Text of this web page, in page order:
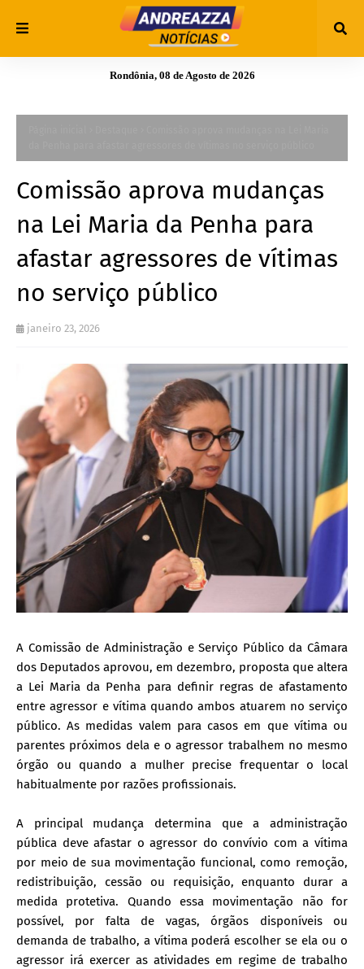
Rondônia, 08 de Agosto de 2026
Comissão aprova mudanças
na Lei Maria da Penha para
afastar agressores de vítimas
no serviço público
janeiro 23, 2026
A Comissão de Administração e Serviço Público da Câmara
dos Deputados aprovou, em dezembro, proposta que altera
a Lei Maria da Penha para definir regras de afastamento
entre agressor e vítima quando ambos atuarem no serviço
público. As medidas valem para casos em que vítima ou
parentes próximos dela e o agressor trabalhem no mesmo
órgão ou quando a mulher precise frequentar o local
habitualmente por razões profissionais.
A principal mudança determina que a administração
pública deve afastar o agressor do convívio com a vítima
por meio de sua movimentação funcional, como remoção,
redistribuição, cessão ou requisição, enquanto durar a
medida protetiva. Quando essa movimentação não for
possível, por falta de vagas, órgãos disponíveis ou
demanda de trabalho, a vítima poderá escolher se ela ou o
agressor irá exercer as atividades em regime de trabalho